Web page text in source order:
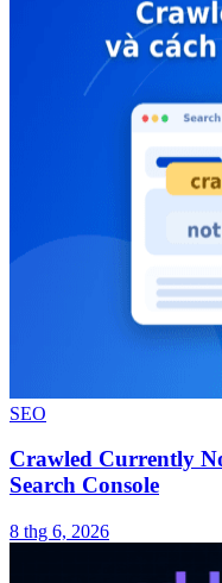
SEO
Crawled Currently
Search Console
8 thg 6, 2026